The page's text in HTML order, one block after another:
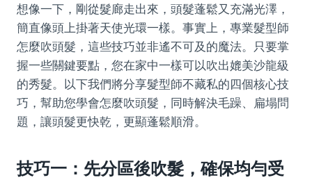
想像一下，剛從髮廊走出來，頭髮蓬鬆又充滿光澤，
簡直像頭上掛著天使光環一樣。事實上，專業髮型師
怎麼吹頭髮，這些技巧並非遙不可及的魔法。只要掌
握一些關鍵要點，您在家中一樣可以吹出媲美沙龍級
的秀髮。以下我們將分享髮型師不藏私的四個核心技
巧，幫助您學會怎麼吹頭髮，同時解決毛躁、扁塌問
題，讓頭髮更快乾，更顯蓬鬆順滑。
技巧一：先分區後吹髮，確保均勻受